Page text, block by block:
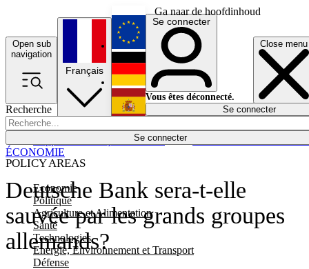
Ga naar de hoofdinhoud
Open sub
navigation
Close menu
Recherche
Se connecter
POLICY AREAS
Economie
Politique
Agriculture et Alimentation
Santé
Technologies
Energie, Environnement et Transport
Défense
Économie
Français
English
Deutsch
Español
Se connecter
Vous êtes déconnecté.
Se connecter
Deutsche Bank sera-t-elle
sauvée par les grands groupes
allemands?
ÉCONOMIE